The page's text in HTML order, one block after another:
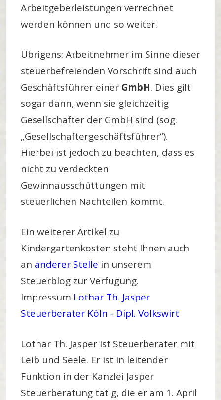
Arbeitgeberleistungen verrechnet
werden können und so weiter.
Übrigens: Arbeitnehmer im Sinne dieser
steuerbefreienden Vorschrift sind auch
Geschäftsführer einer GmbH. Dies gilt
sogar dann, wenn sie gleichzeitig
Gesellschafter der GmbH sind (sog.
„Gesellschaftergeschäftsführer“).
Hierbei ist jedoch zu beachten, dass es
nicht zu verdeckten
Gewinnausschüttungen mit
steuerlichen Nachteilen kommt.
Ein weiterer Artikel zu
Kindergartenkosten steht Ihnen auch
an anderer Stelle in unserem
Steuerblog zur Verfügung.
Impressum Lothar Th. Jasper
Steuerberater Köln - Dipl. Volkswirt
Lothar Th. Jasper ist Steuerberater mit
Leib und Seele. Er ist in leitender
Funktion in der Kanzlei Jasper
Steuerberatung tätig, die er am 1. April